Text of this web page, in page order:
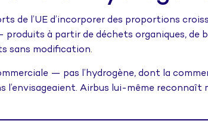
de l’UE d’incorporer des proportions
à partir de déchets organiques, de
sans modification.
— pas l’hydrogène, dont la
l’envisageaient. Airbus lui-même reconnaît